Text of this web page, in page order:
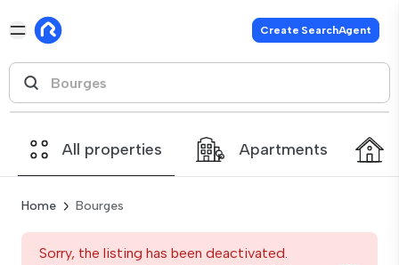
Create SearchAgent
All properties Apartments
Home Bourges
Sorry, the listing has been deactivated.